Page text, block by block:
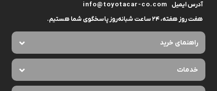
آدرس ایمیل
info@toyotacar-co.com
هفت روز هفته، ۲۴ ساعت شبانه‌روز پاسخگوی شما هستیم.
راهنمای خرید
خدمات